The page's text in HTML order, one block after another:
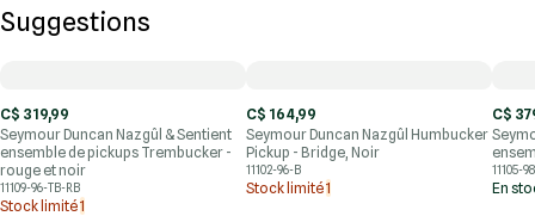
Suggestions
C$ 319,99
Seymour Duncan Nazgûl & Sentient
ensemble de pickups Trembucker -
rouge et noir
11109-96-TB-RB
Stock limité1
C$ 164,99
Seymour Duncan Nazgûl Humbucker
Pickup - Bridge, Noir
11102-96-B
Stock limité1
C$
11105-
En